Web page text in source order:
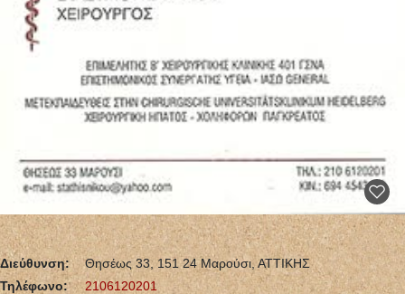
Διεύθυνση:
Θησέως 33, 151 24 Μαρούσι, ΑΤΤΙΚΗΣ
Τηλέφωνο:
2106120201